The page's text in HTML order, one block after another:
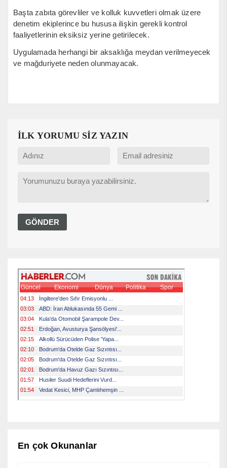
Başta zabıta görevliler ve kolluk kuvvetleri olmak üzere
denetim ekiplerince bu hususa ilişkin gerekli kontrol
faaliyetlerinin eksiksiz yerine getirilecek.
Uygulamada herhangi bir aksaklığa meydan verilmeyecek
ve mağduriyete neden olunmayacak.
İLK YORUMU SİZ YAZIN
En çok Okunanlar